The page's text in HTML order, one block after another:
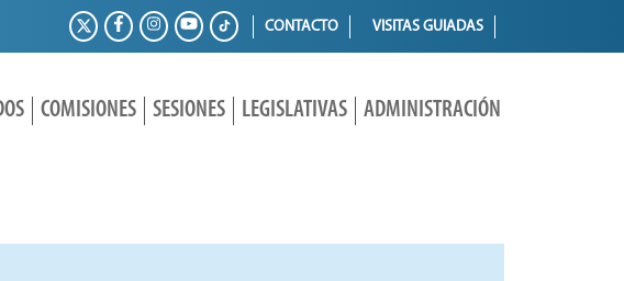
CONTACTO VISITAS GUIADAS
COMISIONES SESIONES LEGISLATIVAS ADMINISTRACIÓN